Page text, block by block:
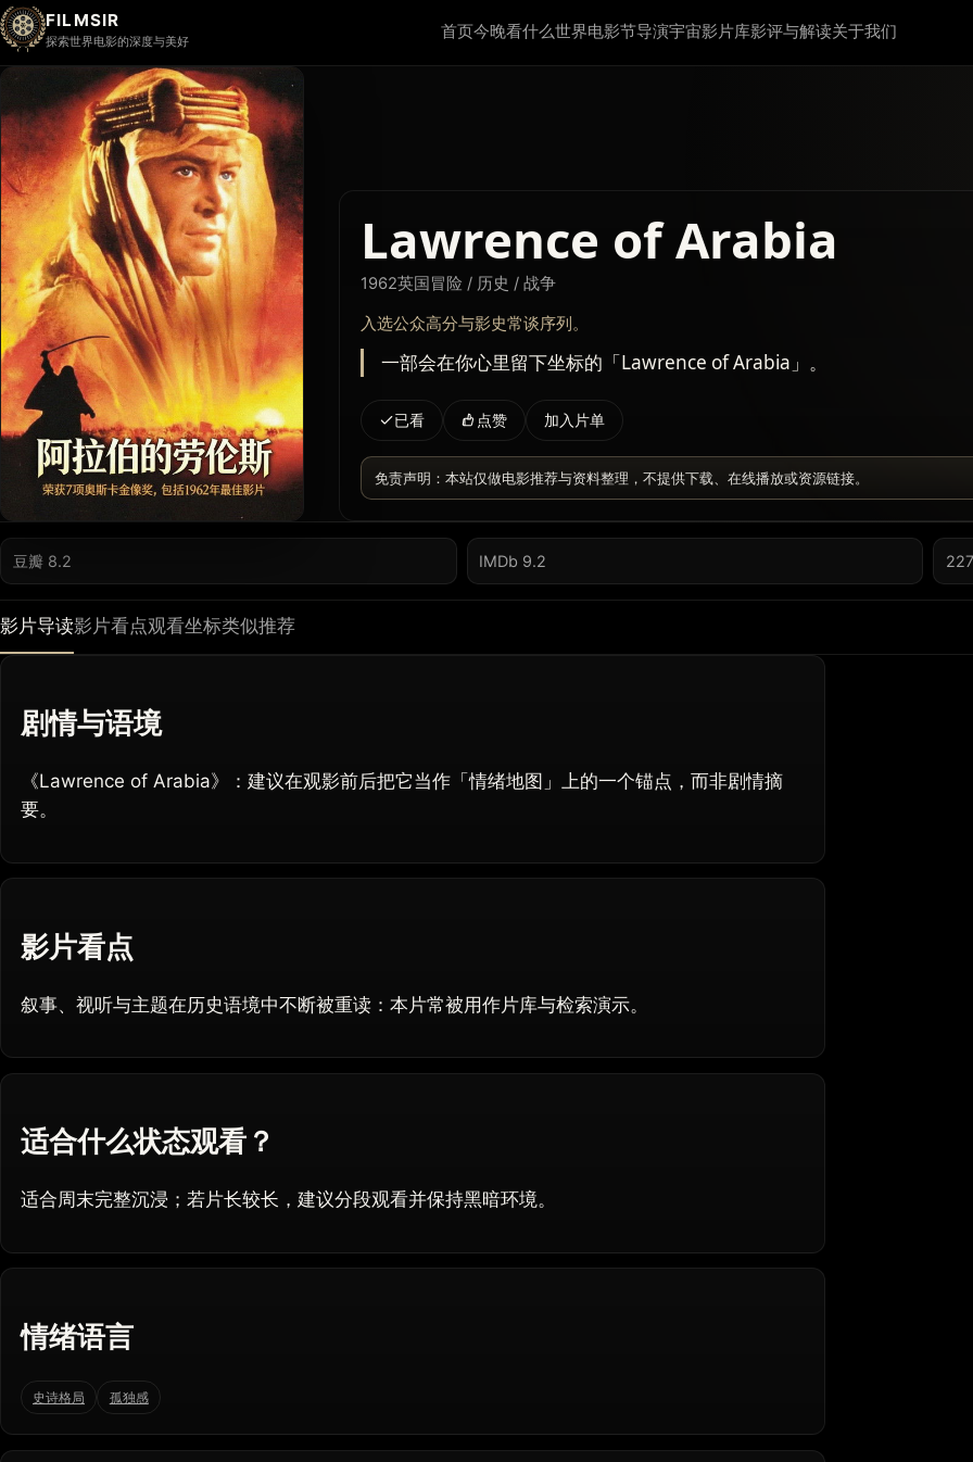
FILMSIR
探索世界电影的深度与美好 首页今晚看什么世界电影节导演宇宙影片库影评与解读关于我们
Lawrence of Arabia
1962英国冒险 / 历史 / 战争
入选公众高分与影史常谈序列。
一部会在你心里留下坐标的「Lawrence of Arabia」。
已看 点赞 加入片单
免责声明：本站仅做电影推荐与资料整理，不提供下载、在线播放或资源链接。
豆瓣 8.2 IMDb 9.2
影片导读影片看点观看坐标类似推荐
剧情与语境
《Lawrence of Arabia》：建议在观影前后把它当作「情绪地图」上的一个锚点，而非剧情摘
要。
影片看点
叙事、视听与主题在历史语境中不断被重读：本片常被用作片库与检索演示。
适合什么状态观看？
适合周末完整沉浸；若片长较长，建议分段观看并保持黑暗环境。
情绪语言
史诗格局 孤独感